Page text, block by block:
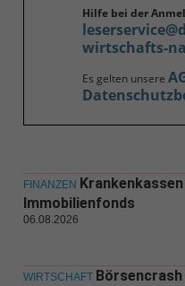
Hilfe bei der
wirtschafts-
Es gelten unsere
FINANZEN
Immobilienfonds
06.08.2026
WIRTSCHAFT Börsencrash